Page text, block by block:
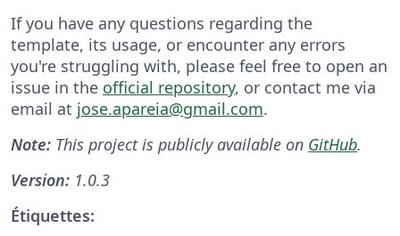
If you have any questions regarding the
template, its usage, or encounter any errors
you're struggling with, please feel free to open an
issue in the official repository, or contact me via
email at jose.apareia@gmail.com.
Note: This project is publicly available on GitHub.
Version: 1.0.3
Étiquettes: